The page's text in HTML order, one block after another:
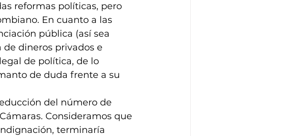
reformas políticas, pero
En cuanto a las
pública (así sea
dineros privados e
de política, de lo
de duda frente a su
del número de
Consideramos que
terminaría